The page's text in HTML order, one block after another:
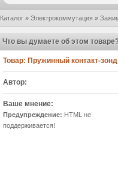
Каталог » Электрокоммутация »
Что вы думаете об этом
Товар: Пружинный контакт-
Автор:
Ваше мнение:
Предупреждение: HTML не
поддерживается!